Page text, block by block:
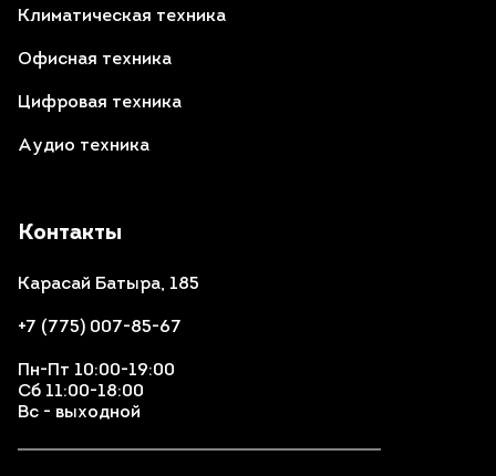
Контакты
Карасай Батыра, 185
+7 (775) 007-85-67
Пн-Пт 10:00-19:00
Сб 11:00-18:00
Вс - выходной
Климатическая техника
Офисная техника
Цифровая техника
Аудио техника